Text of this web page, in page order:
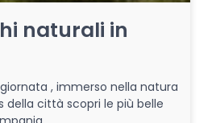
naturali in
, immerso nella natura
della città scopri le più belle